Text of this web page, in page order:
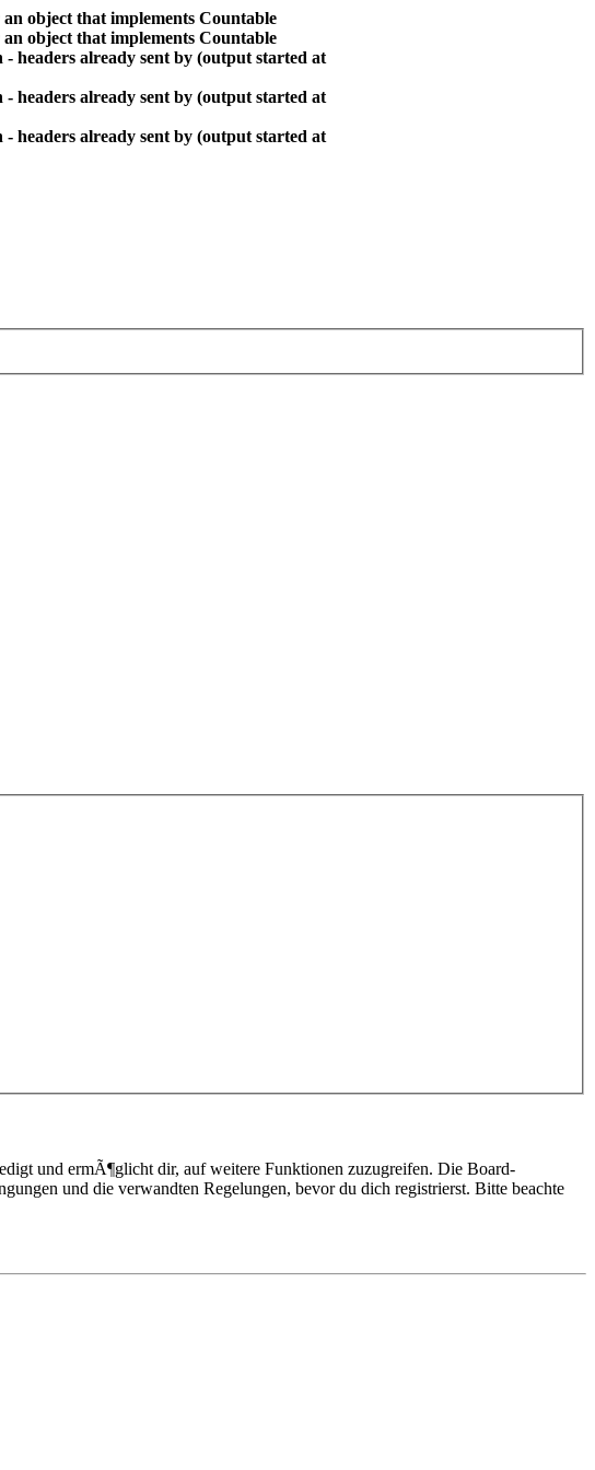
object that implements Countable
object that implements Countable
headers already sent by (output started at
headers already sent by (output started at
headers already sent by (output started at
und ermÃ¶glicht dir, auf weitere Funktionen zuzugreifen. Die Board-
und die verwandten Regelungen, bevor du dich registrierst. Bitte beachte